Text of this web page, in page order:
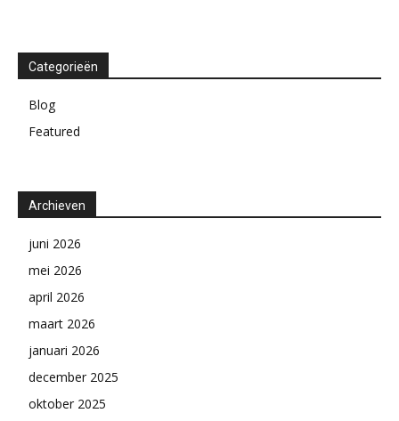
Categorieën
Blog
Featured
Archieven
juni 2026
mei 2026
april 2026
maart 2026
januari 2026
december 2025
oktober 2025